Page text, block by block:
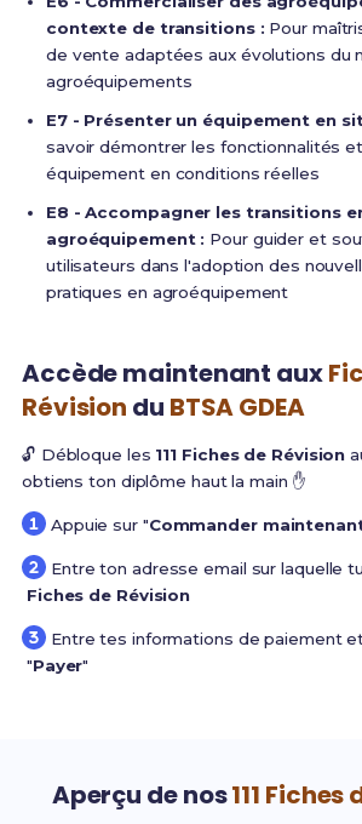
contexte de transitions : Pour
de vente adaptées aux évolutions du
agroéquipements
E7 - Présenter un équipement en
savoir démontrer les fonctionnalités
équipement en conditions réelles
E8 - Accompagner les transitions
agroéquipement : Pour guider et
utilisateurs dans l'adoption des
pratiques en agroéquipement
Accède maintenant aux
Révision du BTSA GDEA
🔓 Débloque les 111 Fiches de Révision
obtiens ton diplôme haut la main ✋
Appuie sur "Commander
Entre ton adresse email sur laquelle
Fiches de Révision
Entre tes informations de paiement
"Payer"
Aperçu de nos111 Fiches